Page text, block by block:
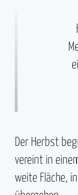
Der Herbst
vereint in
weite Fläche,